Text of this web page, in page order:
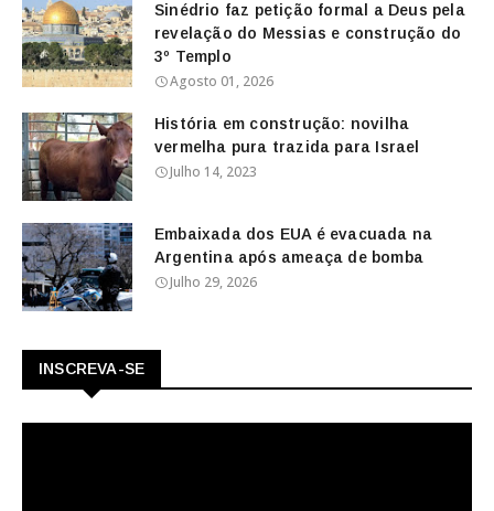
Sinédrio faz petição formal a Deus pela
revelação do Messias e construção do
3º Templo
Agosto 01, 2026
História em construção: novilha
vermelha pura trazida para Israel
Julho 14, 2023
Embaixada dos EUA é evacuada na
Argentina após ameaça de bomba
Julho 29, 2026
INSCREVA-SE